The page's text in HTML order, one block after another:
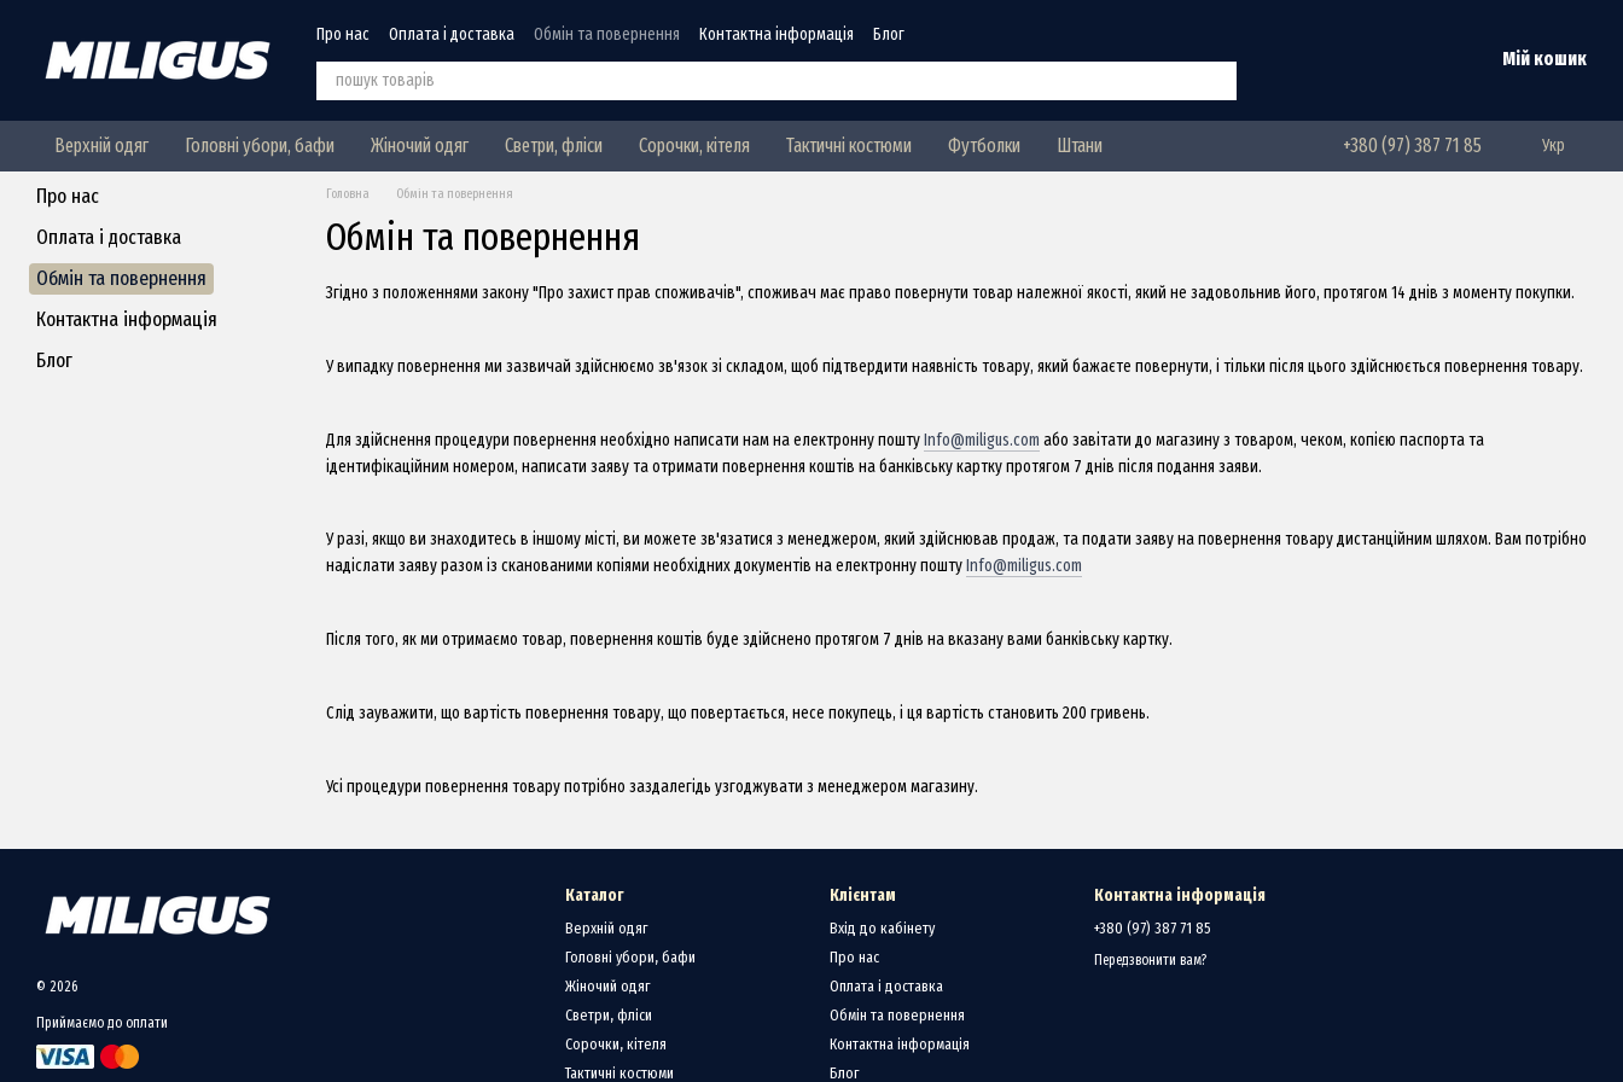
Про нас Оплата і доставка Обмін та повернення Контактна інформація Блог
Мій кошик
Верхній одяг Головні убори, бафи Жіночий одяг Светри, фліси Сорочки, кітеля Тактичні костюми Футболки Штани +380 (97) 387 71 85 Укр
Головна Обмін та повернення
Обмін та повернення
Згідно з положеннями закону "Про захист прав споживачів", споживач має право повернути товар належної якості, який не задовольнив його, протягом 14 днів з моменту покупки.
​У випадку повернення ми зазвичай здійснюємо зв'язок зі складом, щоб підтвердити наявність товару, який бажаєте повернути, і тільки після цього здійснюється повернення товару.
Для здійснення процедури повернення необхідно написати нам на електронну поштуInfo@miligus.com або завітати до магазину з товаром, чеком, копією паспорта та
ідентифікаційним номером, написати заяву та отримати повернення коштів на банківську картку протягом 7 днів після подання заяви.
У разі, якщо ви знаходитесь в іншому місті, ви можете зв'язатися з менеджером, який здійснював продаж, та подати заяву на повернення товару дистанційним шляхом. Вам потрібно
надіслати заяву разом із сканованими копіями необхідних документів на електронну поштуInfo@miligus.com
Після того, як ми отримаємо товар, повернення коштів буде здійснено протягом 7 днів на вказану вами банківську картку.
Слід зауважити, що вартість повернення товару, що повертається, несе покупець, і ця вартість становить 200 гривень.
Усі процедури повернення товару потрібно заздалегідь узгоджувати з менеджером магазину.
Про нас
Оплата і доставка
Обмін та повернення
Контактна інформація
Блог
© 2026
Приймаємо до оплати
Каталог
Верхній одяг
Головні убори, бафи
Жіночий одяг
Светри, фліси
Сорочки, кітеля
Тактичні костюми
Клієнтам
Вхід до кабінету
Про нас
Оплата і доставка
Обмін та повернення
Контактна інформація
Блог
Контактна інформація
+380 (97) 387 71 85
Передзвонити вам?